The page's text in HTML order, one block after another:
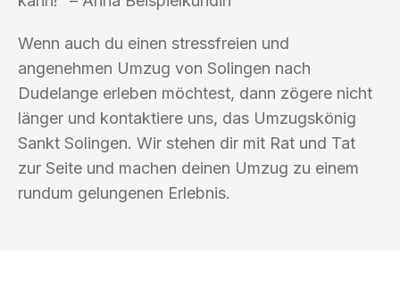
Wenn auch du einen stressfreien und
angenehmen Umzug von Solingen nach
Dudelange erleben möchtest, dann zögere nicht
länger und kontaktiere uns, das Umzugskönig
Sankt Solingen. Wir stehen dir mit Rat und Tat
zur Seite und machen deinen Umzug zu einem
rundum gelungenen Erlebnis.